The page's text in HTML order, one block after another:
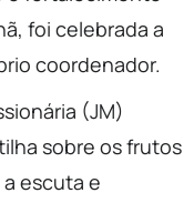
foi celebrada a
coordenador.
(JM)
sobre os frutos
escuta e